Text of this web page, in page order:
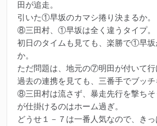
田が追走。
引いた①早坂のカマシ捲り決まるか。
⑧三田村、①早坂は全く違うタイプ。
初日のタイムも見ても、楽勝で①早坂
か。
ただ問題は、地元の⑦明田が付いて行
過去の連携を見ても、三番手でブッチ
⑧三田村は流さず、暴走先行を撃ち
が仕掛けるのはホーム過ぎ。
どうせ１－７は一番人気なので、き